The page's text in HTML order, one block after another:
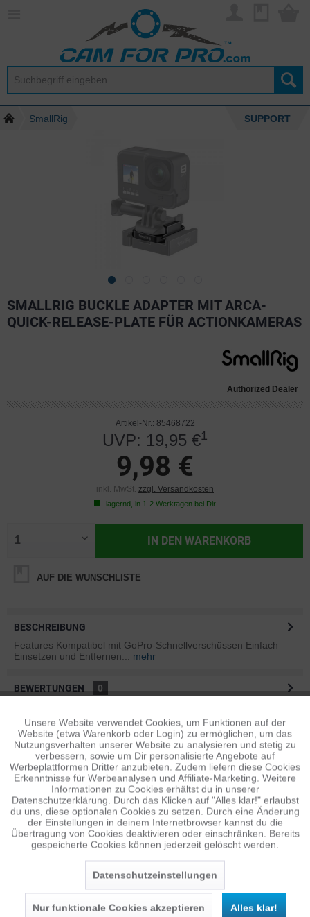
SmallRig SUPPORT
SMALLRIG BUCKLE ADAPTER MIT ARCA-
QUICK-RELEASE-PLATE FÜR ACTIONKAMERAS
Authorized Dealer
Artikel-Nr.: 85468722
UVP: 19,95 €1
9,98 €
inkl. MwSt. zzgl. Versandkosten
lagernd, in 1-2 Werktagen bei Dir
IN DEN WARENKORB
AUF DIE WUNSCHLISTE
BESCHREIBUNG
Features Kompatibel mit GoPro-Schnellverschüssen Einfach
Einsetzen und Entfernen...
mehr
BEWERTUNGEN
0
ÄHNLICHE ARTIKEL
Diese Artikel sind dem Produkt ähnlich ...mehr
Persönliche Empfehlungen
Funktionale Aktiv
Tracking Inaktiv
Personalisierung Inaktiv
Service Inaktiv
Unsere Website verwendet Cookies, um Funktionen auf der
Website (etwa Warenkorb oder Login) zu ermöglichen, um das
Nutzungsverhalten unserer Website zu analysieren und stetig zu
verbessern, sowie um Dir personalisierte Angebote auf
Werbeplattformen Dritter anzubieten. Zudem liefern diese Cookies
Erkenntnisse für Werbeanalysen und Affiliate-Marketing. Weitere
Informationen zu Cookies erhältst du in unserer
Datenschutzerklärung. Durch das Klicken auf "Alles klar!" erlaubst
du uns, diese optionalen Cookies zu setzen. Durch eine Änderung
der Einstellungen in deinem Internetbrowser kannst du die
Übertragung von Cookies deaktivieren oder einschränken. Bereits
gespeicherte Cookies können jederzeit gelöscht werden.
Datenschutzeinstellungen
Nur funktionale Cookies akzeptieren Alles klar!